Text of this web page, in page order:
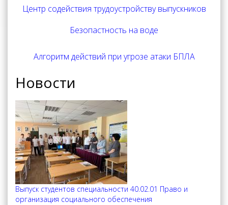
Центр содействия трудоустройству выпускников
Безопастность на воде
Алгоритм действий при угрозе атаки БПЛА
Новости
Выпуск студентов специальности 40.02.01 Право и
организация социального обеспечения